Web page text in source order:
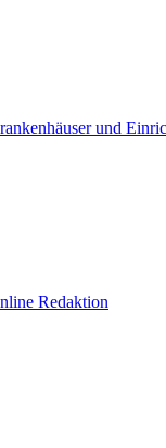
und
Redaktion